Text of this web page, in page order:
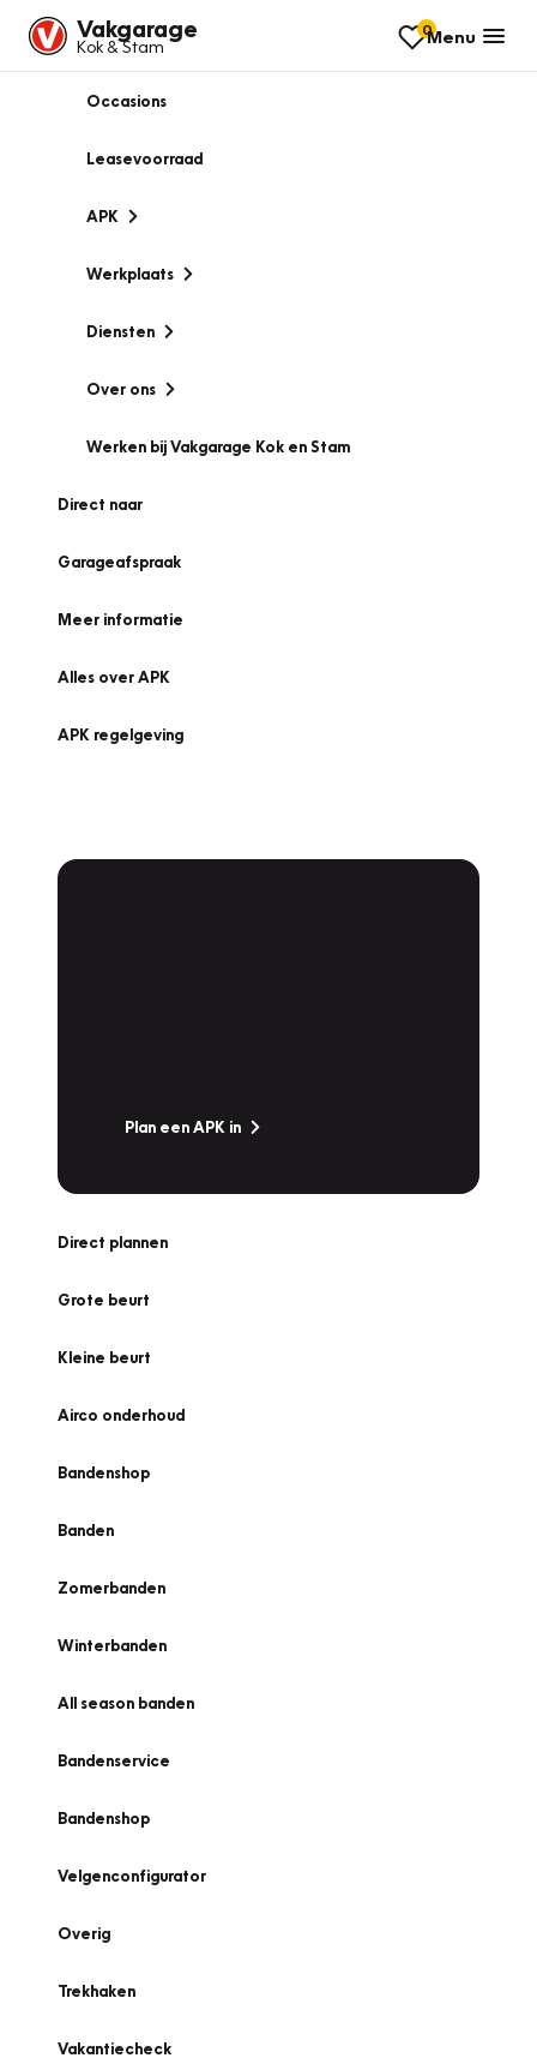
Vakgarage
Kok & Stam
0Menu
Occasions
Leasevoorraad
APK
Werkplaats
Diensten
Over ons
Werken bij Vakgarage Kok en Stam
Direct naar
Garageafspraak
Meer informatie
Alles over APK
APK regelgeving
Plan een APK in
Direct plannen
Grote beurt
Kleine beurt
Airco onderhoud
Bandenshop
Banden
Zomerbanden
Winterbanden
All season banden
Bandenservice
Bandenshop
Velgenconfigurator
Overig
Trekhaken
Vakantiecheck